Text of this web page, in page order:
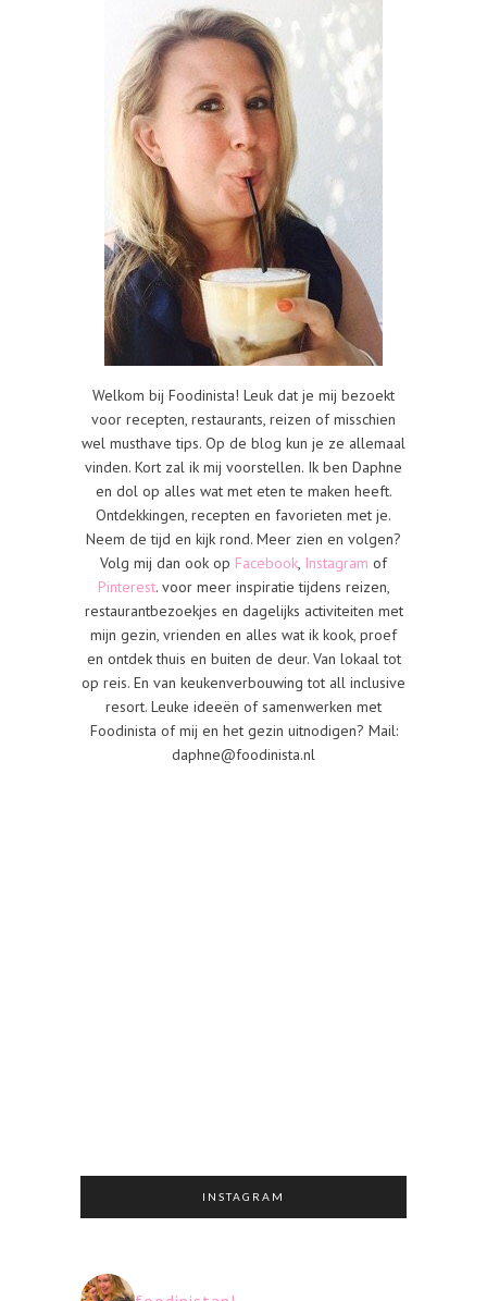
Welkom bij Foodinista! Leuk dat je mij bezoekt
voor recepten, restaurants, reizen of misschien
wel musthave tips. Op de blog kun je ze allemaal
vinden. Kort zal ik mij voorstellen. Ik ben Daphne
en dol op alles wat met eten te maken heeft.
Ontdekkingen, recepten en favorieten met je.
Neem de tijd en kijk rond. Meer zien en volgen?
Volg mij dan ook op Facebook, Instagram of
Pinterest. voor meer inspiratie tijdens reizen,
restaurantbezoekjes en dagelijks activiteiten met
mijn gezin, vrienden en alles wat ik kook, proef
en ontdek thuis en buiten de deur. Van lokaal tot
op reis. En van keukenverbouwing tot all inclusive
resort. Leuke ideeën of samenwerken met
Foodinista of mij en het gezin uitnodigen? Mail:
daphne@foodinista.nl
INSTAGRAM